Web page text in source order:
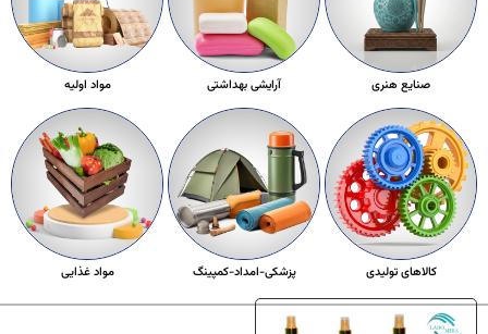
صنایع هنری آرایشی بهداشتی مواد اولیه
کالاهای تولیدی پزشکی-امداد-کمپینگ مواد غذایی